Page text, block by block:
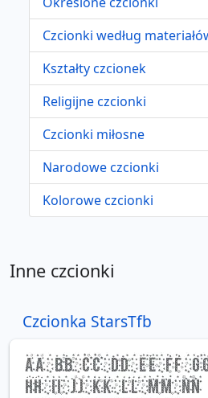
Czcionki według
Kształty czcionek
Religijne czcionki
Czcionki miłosne
Narodowe czcionki
Kolorowe czcionki
Inne czcionki
Czcionka StarsTfb